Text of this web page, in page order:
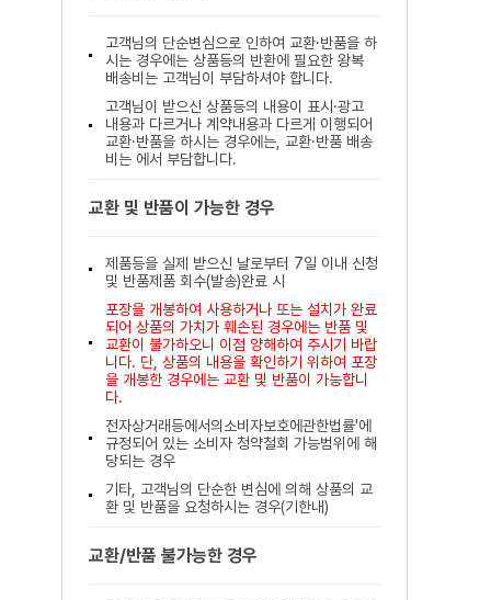
고객님의 단순변심으로 인하여 교환·반품을 하
시는 경우에는 상품등의 반환에 필요한 왕복
배송비는 고객님이 부담하셔야 합니다.
고객님이 받으신 상품등의 내용이 표시·광고
내용과 다르거나 계약내용과 다르게 이행되어
교환·반품을 하시는 경우에는, 교환·반품 배송
비는 에서 부담합니다.
교환 및 반품이 가능한 경우
제품등을 실제 받으신 날로부터 7일 이내 신청
및 반품제품 회수(발송)완료 시
포장을 개봉하여 사용하거나 또는 설치가 완료
되어 상품의 가치가 훼손된 경우에는 반품 및
교환이 불가하오니 이점 양해하여 주시기 바랍
니다. 단, 상품의 내용을 확인하기 위하여 포장
을 개봉한 경우에는 교환 및 반품이 가능합니
다.
전자상거래등에서의소비자보호에관한법률'에
규정되어 있는 소비자 청약철회 가능범위에 해
당되는 경우
기타, 고객님의 단순한 변심에 의해 상품의 교
환 및 반품을 요청하시는 경우(기한내)
교환/반품 불가능한 경우